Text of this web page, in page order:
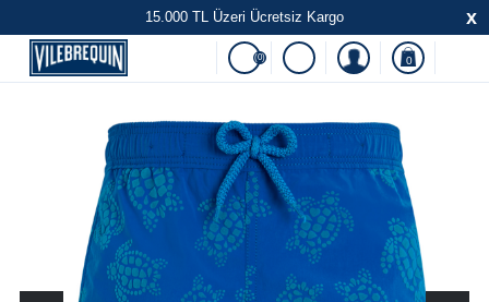
15.000 TL Üzeri Ücretsiz Kargo x
(0) 0